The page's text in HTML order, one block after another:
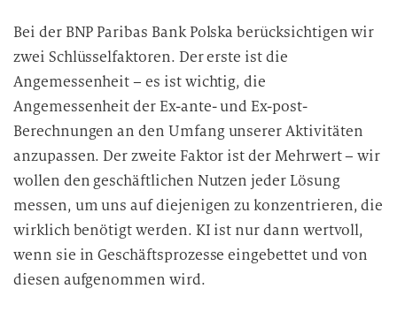
Bei der BNP Paribas Bank Polska berücksichtigen wir
zwei Schlüsselfaktoren. Der erste ist die
Angemessenheit – es ist wichtig, die
Angemessenheit der Ex-ante- und Ex-post-
Berechnungen an den Umfang unserer Aktivitäten
anzupassen. Der zweite Faktor ist der Mehrwert – wir
wollen den geschäftlichen Nutzen jeder Lösung
messen, um uns auf diejenigen zu konzentrieren, die
wirklich benötigt werden. KI ist nur dann wertvoll,
wenn sie in Geschäftsprozesse eingebettet und von
diesen aufgenommen wird.